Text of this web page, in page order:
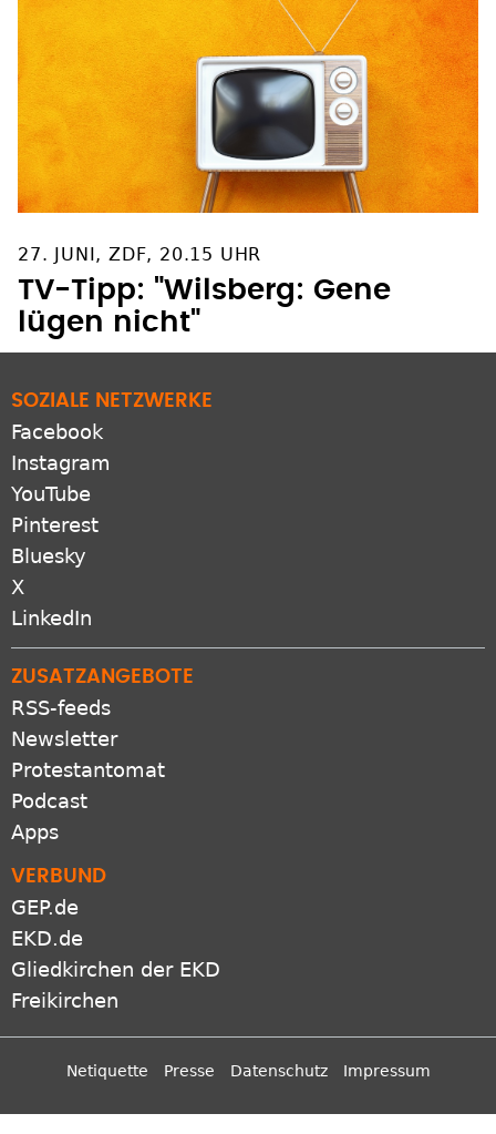
27. JUNI, ZDF, 20.15 UHR
TV-Tipp: "Wilsberg: Gene
lügen nicht"
SOZIALE NETZWERKE
Facebook
Instagram
YouTube
Pinterest
Bluesky
X
LinkedIn
ZUSATZANGEBOTE
RSS-feeds
Newsletter
Protestantomat
Podcast
Apps
VERBUND
GEP.de
EKD.de
Gliedkirchen der EKD
Freikirchen
Netiquette Presse Datenschutz Impressum